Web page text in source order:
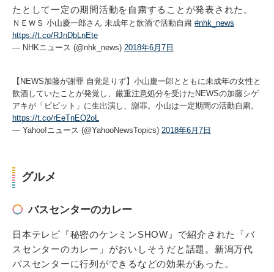
たとして一定の期間活動を自粛することが発表された。
ＮＥＷＳ 小山慶一郎さん 未成年と飲酒で活動自粛 #nhk_news
https://t.co/RJnDbLnEte
— NHKニュース (@nhk_news) 2018年6月7日
【NEWS加藤が謝罪 自覚足りず】小山慶一郎とともに未成年の女性と
飲酒していたことが発覚し、厳重注意処分を受けたNEWSの加藤シゲ
アキが「ビビット」に生出演し、謝罪。小山は一定期間の活動自粛。
https://t.co/rEeTnEQ2oL
— Yahoo!ニュース (@YahooNewsTopics) 2018年6月7日
グルメ
バスセンターのカレー
日本テレビ『秘密のケンミンSHOW』で紹介された「バ
スセンターのカレー」がおいしそうだと話題。新潟万代
バスセンターに行列ができるなどの効果があった。